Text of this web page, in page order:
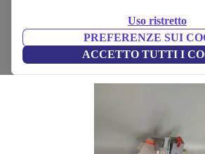
Uso ristretto
PREFERENZE SUI
ACCETTO TUTTI I
Playmobil Erweiterungsset
multicolore
(Raccolta recensioni)